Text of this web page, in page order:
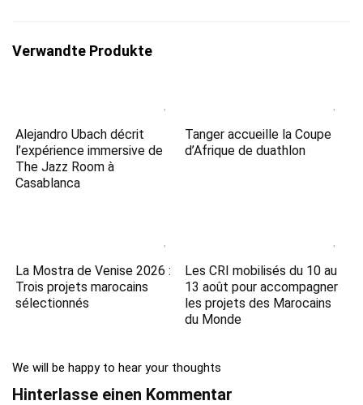
Verwandte Produkte
Alejandro Ubach décrit
l’expérience immersive de
The Jazz Room à
Casablanca
Tanger accueille la Coupe
d’Afrique de duathlon
La Mostra de Venise 2026 :
Trois projets marocains
sélectionnés
Les CRI mobilisés du 10 au
13 août pour accompagner
les projets des Marocains
du Monde
We will be happy to hear your thoughts
Hinterlasse einen Kommentar